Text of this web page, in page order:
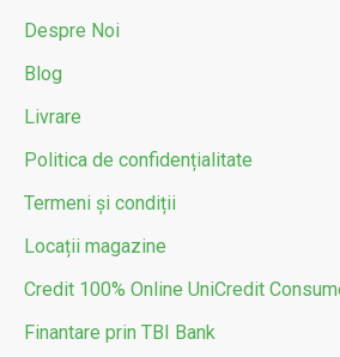
Despre Noi
Blog
Livrare
Politica de confidențialitate
Termeni și condiții
Locații magazine
Credit 100% Online UniCredit
Finantare prin TBI Bank